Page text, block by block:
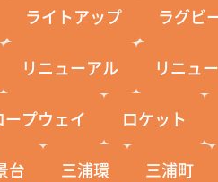
ライトアップ ラグビ
リニューアル リニュ
ープウェイ ロケット
台 三浦環 三浦町